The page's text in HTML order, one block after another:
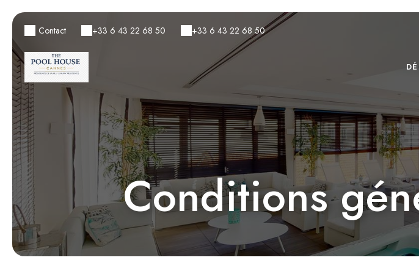
Contact +33 6 43 22 68 50 +33 6 43 22 68 50
Conditions